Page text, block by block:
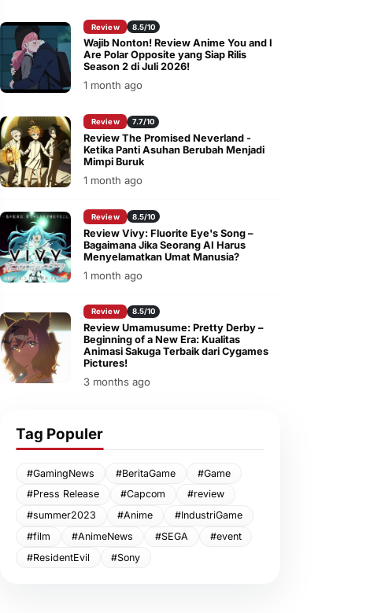
Review 8.5/10
Wajib Nonton! Review Anime You and I
Are Polar Opposite yang Siap Rilis
Season 2 di Juli 2026!
1 month ago
Review 7.7/10
Review The Promised Neverland -
Ketika Panti Asuhan Berubah Menjadi
Mimpi Buruk
1 month ago
Review 8.5/10
Review Vivy: Fluorite Eye's Song –
Bagaimana Jika Seorang AI Harus
Menyelamatkan Umat Manusia?
1 month ago
Review 8.5/10
Review Umamusume: Pretty Derby –
Beginning of a New Era: Kualitas
Animasi Sakuga Terbaik dari Cygames
Pictures!
3 months ago
Tag Populer
#GamingNews #BeritaGame
#Game
#Press Release
#Capcom
#review
#summer2023
#Anime
#IndustriGame
#film
#AnimeNews #SEGA
#event
#ResidentEvil
#Sony